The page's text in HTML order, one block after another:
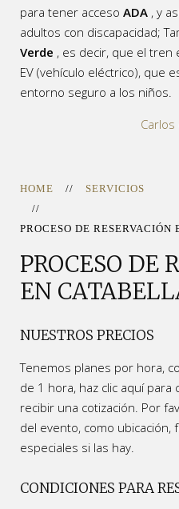
para tener acceso ADA , y
adultos con discapacidad;
Verde , es decir, que el tren
EV (vehículo eléctrico), que
entorno seguro a los niños.
Carlos
HOME SERVICIOS
PROCESO DE RESERVACIÓN
PROCESO DE
EN
NUESTROS PRECIOS
Tenemos planes por hora,
de 1 hora, haz clic aquí
recibir una cotización. Por
del evento, como ubicación,
especiales si las hay.
CONDICIONES PARA